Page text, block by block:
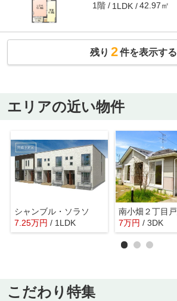
1階 1LDK 42.97㎡
残り 2件を表示する
エリアの近い物件
シャンブル・ソラソ
7.25万円 / 1LDK
7万円 / 3DK
こだわり特集